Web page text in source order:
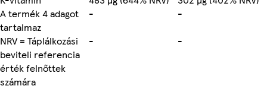
A termék 4 adagot
tartalmaz
-
-
NRV = Táplálkozási
beviteli referencia
érték felnőttek
számára
- -